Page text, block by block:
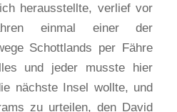
herausstellte, verlief vor
einmal einer der
Schottlands per Fähre
und jeder musste hier
nächste Insel wollte, und
zu urteilen, den David